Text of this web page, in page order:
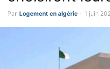
Par Logement en algérie - 1 juin